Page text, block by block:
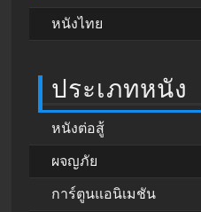
หนังไทย
ประเภทหนัง
หนังต่อสู้
ผจญภัย
การ์ตูนแอนิเมชัน